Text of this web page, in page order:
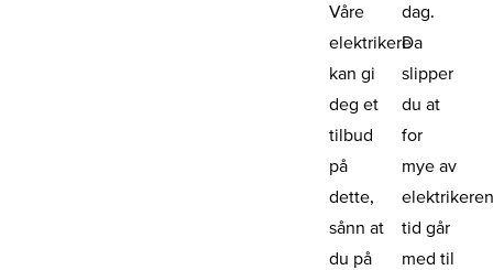
Våre
elektrikere
kan gi
deg et
tilbud
på
dette,
sånn at
du på
dag.
Da
slipper
du at
for
mye av
tid går
med til